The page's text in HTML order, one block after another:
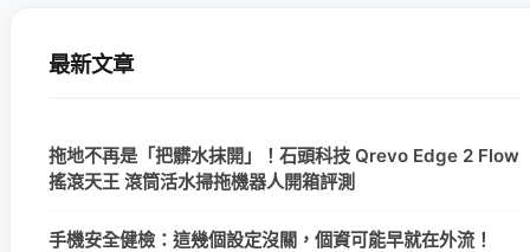
最新文章
拖地不再是「把髒水抹開」！石頭科技 Qrevo Edge 2 Flow
搖滾天王 滾筒活水掃拖機器人開箱評測
手機安全健檢：這幾個設定沒關，個資可能早就在外流！